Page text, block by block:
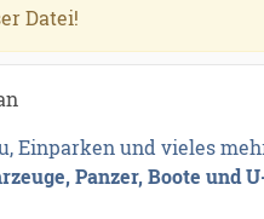
Datei!
Einparken und vieles
Panzer, Boote und